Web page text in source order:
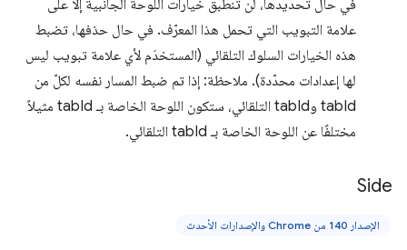
في حال تحديدها، لن تنطبق خيارات اللوحة الجانبية إلا على
علامة التبويب التي تحمل هذا المعرّف. في حال حذفها، تضبط
هذه الخيارات السلوك التلقائي (المستخدَم لأي علامة تبويب ليس
لها إعدادات محدّدة). ملاحظة: إذا تم ضبط المسار نفسه لكلّ من
tabId وtabId التلقائي، ستكون اللوحة الخاصة بـ tabId مثيلاً
مختلفًا عن اللوحة الخاصة بـ tabId التلقائي.
Side
الإصدار 140 من Chrome والإصدارات الأحدث